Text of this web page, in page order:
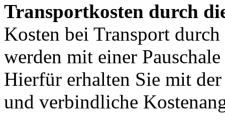
Transportkosten durch
Kosten bei Transport
werden mit einer
Hierfür erhalten Sie mit
und verbindliche